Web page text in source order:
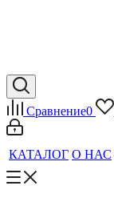
Сравнение0
КАТАЛОГ О НАС